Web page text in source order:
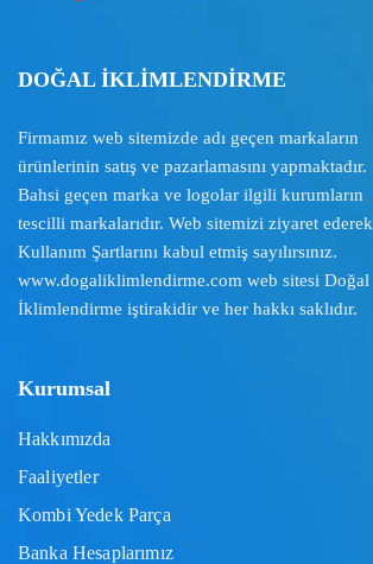
DOĞAL İKLİMLENDİRME
Firmamız web sitemizde adı geçen markaların
ürünlerinin satış ve pazarlamasını yapmaktadır.
Bahsi geçen marka ve logolar ilgili kurumların
tescilli markalarıdır. Web sitemizi ziyaret ederek
Kullanım Şartlarını kabul etmiş sayılırsınız.
www.dogaliklimlendirme.com web sitesi Doğal
İklimlendirme iştirakidir ve her hakkı saklıdır.
Kurumsal
Hakkımızda
Faaliyetler
Kombi Yedek Parça
Banka Hesaplarımız